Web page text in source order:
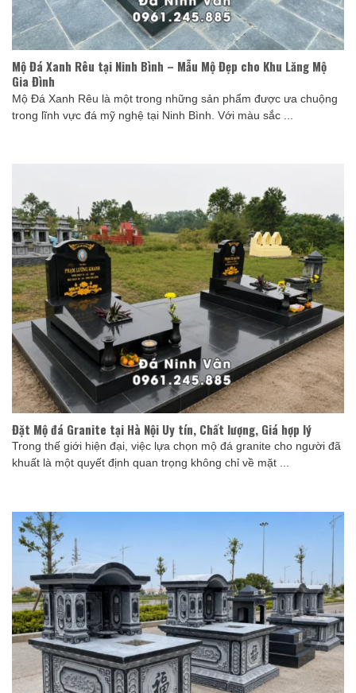
Mộ Đá Xanh Rêu tại Ninh Bình – Mẫu Mộ Đẹp cho Khu Lăng Mộ
Gia Đình
Mộ Đá Xanh Rêu là một trong những sản phẩm được ưa chuộng
trong lĩnh vực đá mỹ nghệ tại Ninh Bình. Với màu sắc ...
Đặt Mộ đá Granite tại Hà Nội Uy tín, Chất lượng, Giá hợp lý
Trong thế giới hiện đại, việc lựa chọn mộ đá granite cho người đã
khuất là một quyết định quan trọng không chỉ về mặt ...